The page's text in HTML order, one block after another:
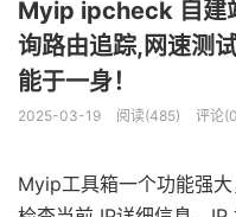
Myip ipcheck 自建
询路由追踪,网速测
能于一身！
2025-03-19 阅读(485) 评论
Myip工具箱一个功能强